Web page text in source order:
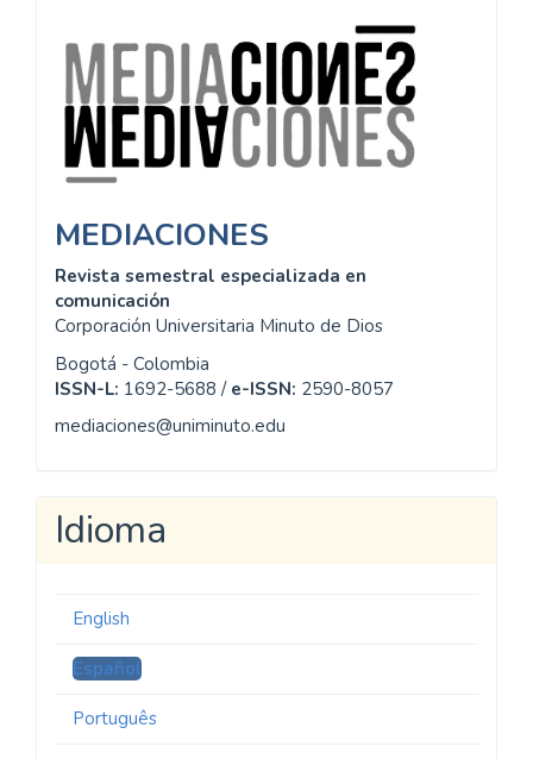
MEDIACIONES
Revista semestral especializada en
comunicación
Corporación Universitaria Minuto de Dios
Bogotá - Colombia
ISSN-L: 1692-5688 / e-ISSN: 2590-8057
mediaciones@uniminuto.edu
Idioma
English
Español
Português